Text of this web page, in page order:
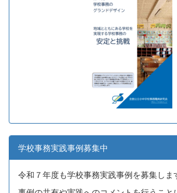
学校事務実践事例募集中
令和７年度も学校事務実践事例を募集しま